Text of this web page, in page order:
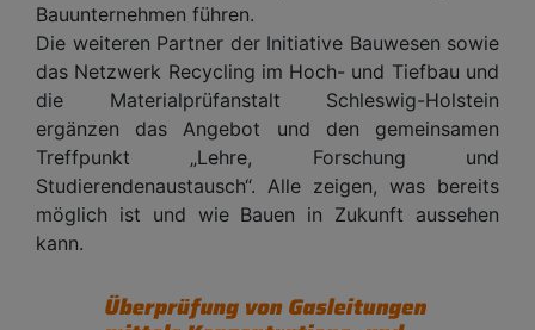
Bauunternehmen führen.
Die weiteren Partner der Initiative Bauwesen sowie
das Netzwerk Recycling im Hoch- und Tiefbau und
die Materialprüfanstalt Schleswig-Holstein
ergänzen das Angebot und den gemeinsamen
Treffpunkt „Lehre, Forschung und
Studierendenaustausch“. Alle zeigen, was bereits
möglich ist und wie Bauen in Zukunft aussehen
kann.